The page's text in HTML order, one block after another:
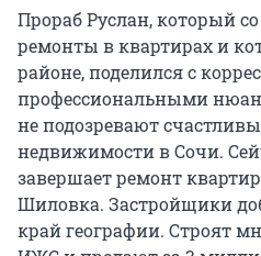
Прораб Руслан, который
ремонты в квартирах и
районе, поделился с
профессиональными
не подозревают
недвижимости в Сочи.
завершает ремонт
Шиловка. Застройщики
край географии. Строят